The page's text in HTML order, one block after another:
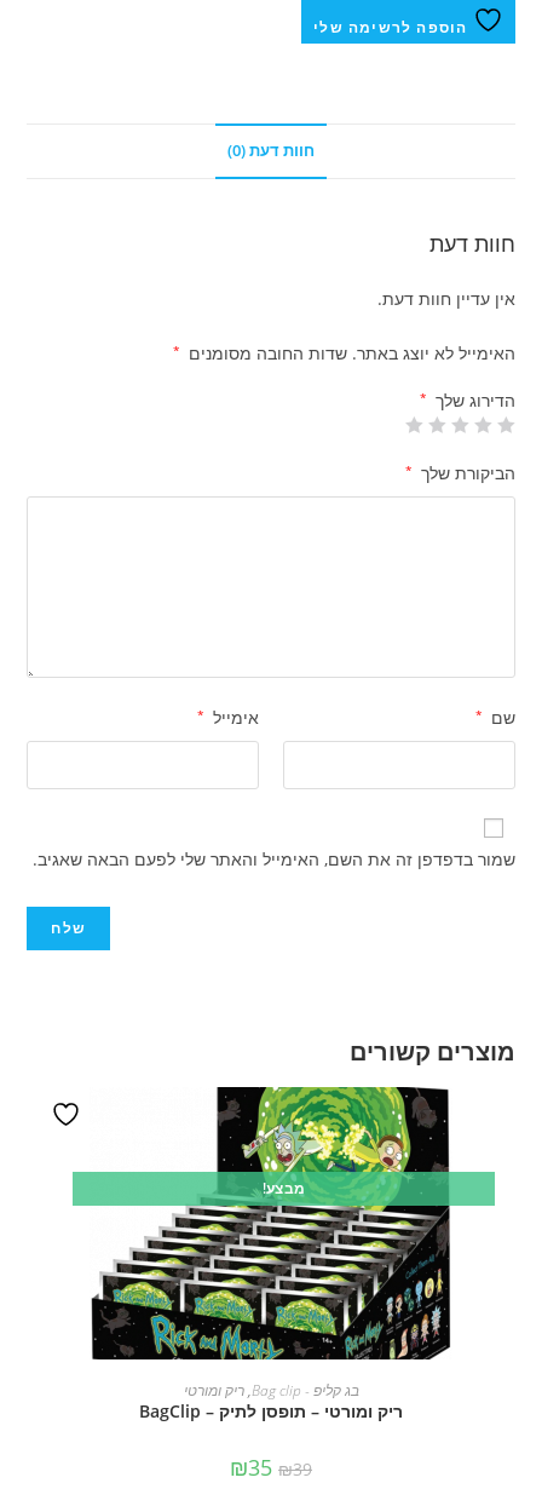
הוספה לרשימה שלי
חוות דעת (0)
חוות דעת
אין עדיין חוות דעת.
האימייל לא יוצג באתר. שדות החובה מסומנים *
הדירוג שלך *
הביקורת שלך *
שם * אימייל *
שמור בדפדפן זה את השם, האימייל והאתר שלי לפעם הבאה שאגיב.
מוצרים קשורים
מבצע!
הוספה לסלבג קליפ - Bag clip ,ריק ומורטי
ריק ומורטי – תופסן לתיק – BagClip
₪39
₪35